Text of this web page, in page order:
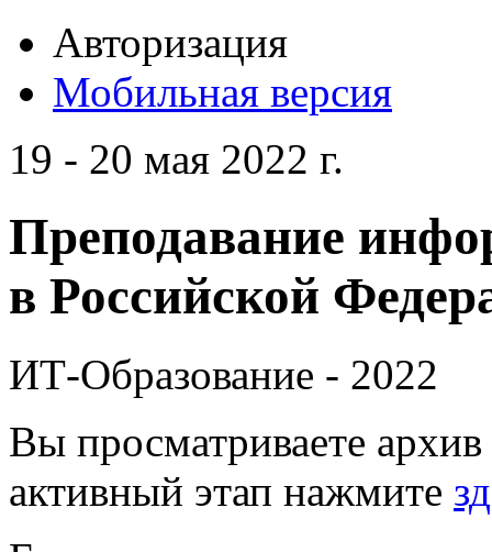
Авторизация
Мобильная версия
19 - 20 мая 2022 г.
Преподавание
в Российской
ИТ-Образование - 2022
Вы просматриваете
активный этап нажмите